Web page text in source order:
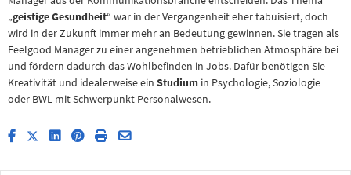
„geistige Gesundheit“ war in der Vergangenheit eher tabuisiert, doch
wird in der Zukunft immer mehr an Bedeutung gewinnen. Sie tragen als
Feelgood Manager zu einer angenehmen betrieblichen Atmosphäre bei
und fördern dadurch das Wohlbefinden in Jobs. Dafür benötigen Sie
Kreativität und idealerweise ein Studium in Psychologie, Soziologie
oder BWL mit Schwerpunkt Personalwesen.